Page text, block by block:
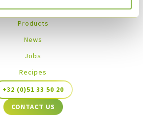
Products
News
Jobs
Recipes
+32 (0)51 33 50 20
CONTACT US